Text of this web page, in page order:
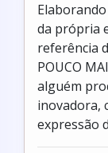
da própria
referência
POUCO
alguém
inovadora,
expressão